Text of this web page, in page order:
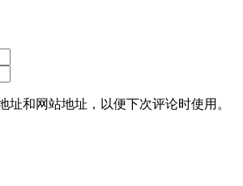
和网站地址，以便下次评论时使用。